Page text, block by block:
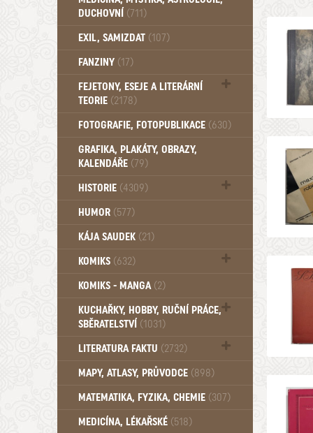
DUCHOVNÍ (711)
Okultismus (110)
EXIL, SAMIZDAT (107)
FANZINY (17)
FEJETONY, ESEJE A LITERÁRNÍ
TEORIE (2178)
Citáty, aforismy, snáře, přísloví,
FOTOGRAFIE, FOTOPUBLIKACE (630)
GRAFIKA, PLAKÁTY, OBRAZY,
KALENDÁŘE (79)
HISTORIE (4309)
Mytologie, Mýty, Báje, Pověsti (204)
HUMOR (577)
KÁJA SAUDEK (21)
KOMIKS (632)
Komiks - Čtyřlístek (234)
KOMIKS - MANGA (2)
KUCHAŘKY, HOBBY, RUČNÍ PRÁCE,
SBĚRATELSTVÍ (1031)
Dům a byt (102)
LITERATURA FAKTU (2732)
Katalogy (503)
MAPY, ATLASY, PRŮVODCE (898)
MATEMATIKA, FYZIKA, CHEMIE (307)
MEDICÍNA, LÉKAŘSKÉ (518)